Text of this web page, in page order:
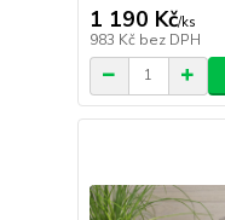
1 190 Kč/ks
983 Kč bez DPH